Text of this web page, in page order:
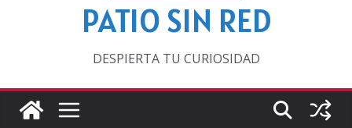
PATIO SIN RED
DESPIERTA TU CURIOSIDAD